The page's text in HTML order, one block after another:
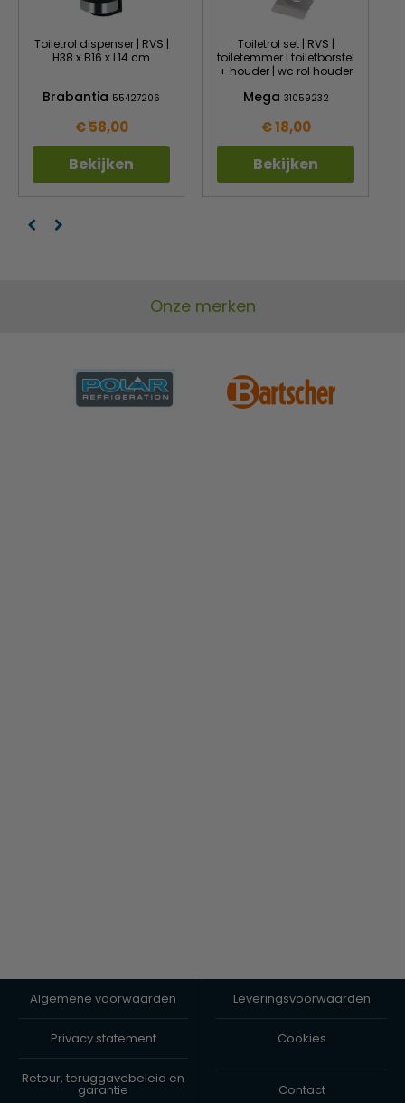
Toiletrol dispenser | RVS |
H38 x B16 x L14 cm
Brabantia 55427206
€ 58,00
Bekijken
Toiletrol set | RVS |
toiletemmer | toiletborstel
+ houder | wc rol houder
Mega 31059232
€ 18,00
Bekijken
Onze merken
Algemene voorwaarden Leveringsvoorwaarden
Privacy statement Cookies
Retour, teruggavebeleid en
garantie Contact